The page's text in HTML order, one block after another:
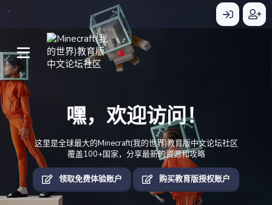
嘿，欢迎访问！
这里是全球最大的Minecraft(我的世界)教育版中文论坛社区
覆盖100+国家，分享最新的资源和攻略
领取免费体验账户 购买教育版授权账户